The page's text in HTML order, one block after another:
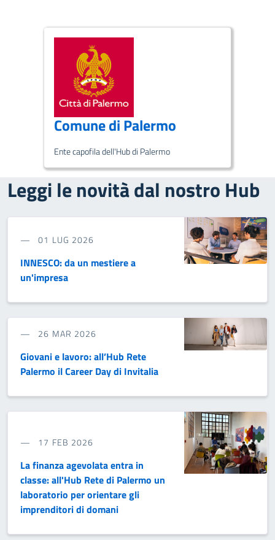
Comune di Palermo
Ente capofila dell'Hub di Palermo
Leggi le novità dal nostro Hub
01 LUG 2026
INNESCO: da un mestiere a
un'impresa
26 MAR 2026
Giovani e lavoro: all’Hub Rete
Palermo il Career Day di Invitalia
17 FEB 2026
La finanza agevolata entra in
classe: all'Hub Rete di Palermo un
laboratorio per orientare gli
imprenditori di domani